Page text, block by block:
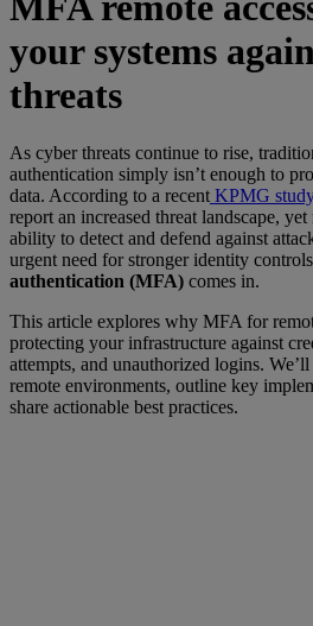
your systems
threats
As cyber threats continue to rise,
authentication simply isn’t enough to
data. According to a recentKPMG study
report an increased threat landscape,
ability to detect and defend against
urgent need for stronger identity
authentication (MFA) comes in.
This article explores why MFA for
protecting your infrastructure against
attempts, and unauthorized logins.
remote environments, outline key
share actionable best practices.